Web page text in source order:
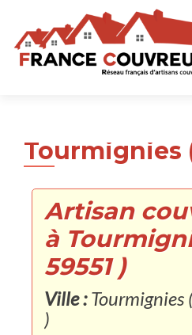
Tourmignies
Artisan
à
59551 )
Ville :
)